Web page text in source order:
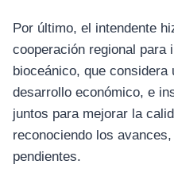
Por último, el intendente
cooperación regional para
bioceánico, que considera
desarrollo económico, e
juntos para mejorar la
reconociendo los
pendientes.